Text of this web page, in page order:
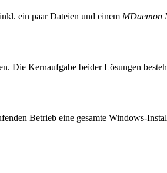
ein paar Dateien und einem MDaemon
Die Kernaufgabe beider Lösungen
Betrieb eine gesamte Windows-